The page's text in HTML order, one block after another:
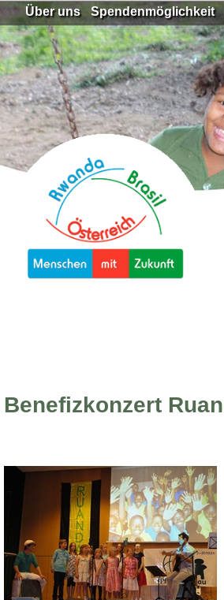
Über uns Spendenmöglichkeit
Benefizkonzert